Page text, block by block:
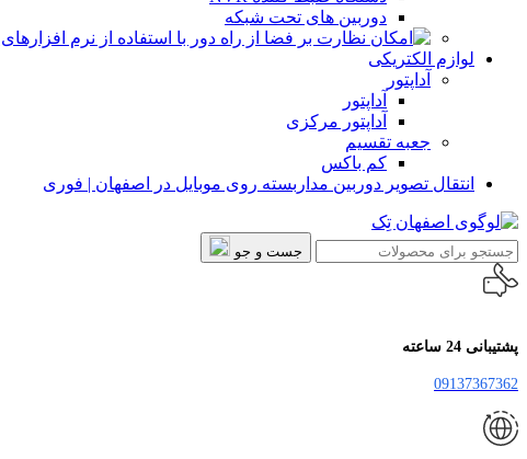
دوربین های تحت شبکه
لوازم الکتریکی
آداپتور
آداپتور
آداپتور مرکزی
جعبه تقسیم
کم باکس
انتقال تصویر دوربین مداربسته روی موبایل در اصفهان | فوری
جست و جو
پشتیبانی 24 ساعته
09137367362